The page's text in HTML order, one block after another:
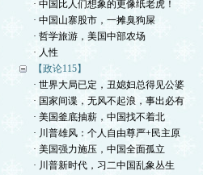
· 中国比人们想象的更像纸老虎！
· 中国山寨股市，一摊臭狗屎
· 哲学旅游，美国中部农场
· 人性
【政论115】
· 世界大局已定，丑媳妇总得见公婆
· 国家间谍，无风不起浪，事出必有
· 美国釜底抽薪，中国找不着北
· 川普雄风：个人自由尊严+民主原
· 美国强力施压，中国全面孤立
· 川普新时代，习二中国乱象丛生